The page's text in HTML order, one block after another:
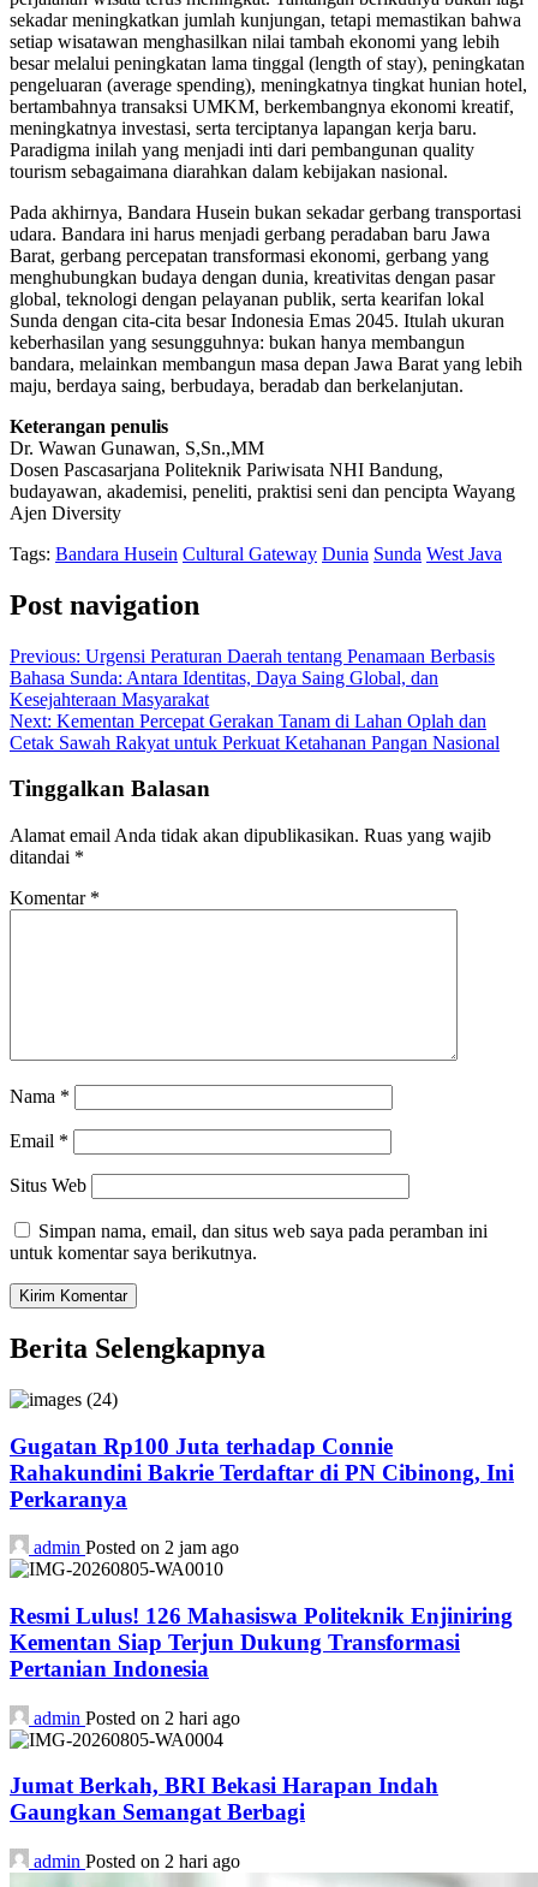
sekadar meningkatkan jumlah kunjungan, tetapi memastikan bahwa
setiap wisatawan menghasilkan nilai tambah ekonomi yang lebih
besar melalui peningkatan lama tinggal (length of stay), peningkatan
pengeluaran (average spending), meningkatnya tingkat hunian hotel,
bertambahnya transaksi UMKM, berkembangnya ekonomi kreatif,
meningkatnya investasi, serta terciptanya lapangan kerja baru.
Paradigma inilah yang menjadi inti dari pembangunan quality
tourism sebagaimana diarahkan dalam kebijakan nasional.
Pada akhirnya, Bandara Husein bukan sekadar gerbang transportasi
udara. Bandara ini harus menjadi gerbang peradaban baru Jawa
Barat, gerbang percepatan transformasi ekonomi, gerbang yang
menghubungkan budaya dengan dunia, kreativitas dengan pasar
global, teknologi dengan pelayanan publik, serta kearifan lokal
Sunda dengan cita-cita besar Indonesia Emas 2045. Itulah ukuran
keberhasilan yang sesungguhnya: bukan hanya membangun
bandara, melainkan membangun masa depan Jawa Barat yang lebih
maju, berdaya saing, berbudaya, beradab dan berkelanjutan.
Keterangan penulis
Dr. Wawan Gunawan, S,Sn.,MM
Dosen Pascasarjana Politeknik Pariwisata NHI Bandung,
budayawan, akademisi, peneliti, praktisi seni dan pencipta Wayang
Ajen Diversity
Tags: Bandara Husein Cultural Gateway Dunia Sunda West Java
Post navigation
Previous: Urgensi Peraturan Daerah tentang Penamaan Berbasis
Bahasa Sunda: Antara Identitas, Daya Saing Global, dan
Kesejahteraan Masyarakat
Next: Kementan Percepat Gerakan Tanam di Lahan Oplah dan
Cetak Sawah Rakyat untuk Perkuat Ketahanan Pangan Nasional
Tinggalkan Balasan
Alamat email Anda tidak akan dipublikasikan. Ruas yang wajib
ditandai *
Komentar *
Nama *
Email *
Situs Web
Simpan nama, email, dan situs web saya pada peramban ini
untuk komentar saya berikutnya.
Berita Selengkapnya
Gugatan Rp100 Juta terhadap Connie
Rahakundini Bakrie Terdaftar di PN Cibinong, Ini
Perkaranya
admin Posted on 2 jam ago
Resmi Lulus! 126 Mahasiswa Politeknik Enjiniring
Kementan Siap Terjun Dukung Transformasi
Pertanian Indonesia
admin Posted on 2 hari ago
Jumat Berkah, BRI Bekasi Harapan Indah
Gaungkan Semangat Berbagi
admin Posted on 2 hari ago